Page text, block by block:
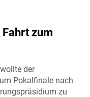
zum
der
Pokalfinale nach
zu